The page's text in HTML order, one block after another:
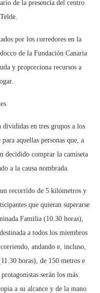
de la presencia del centro
por los corredores en la
de la Fundación Canaria
y proporciona recursos a
divididas en tres grupos a los
aquellas personas que, a
decidido comprar la camiseta
a la causa nombrada.
recorrido de 5 kilómetros y
que quieran superarse
Familia (10.30 horas),
a todos los miembros
andando e, incluso,
horas), de 150 metros e
serán los más
a su alcance y de la mano